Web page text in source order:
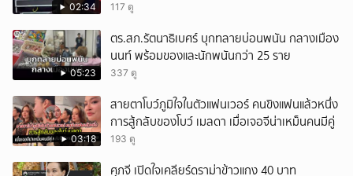
02:34 117 ดู
05:23
ตร.สภ.รัตนาธิเบศร์ บุกทลายบ่อนพนัน กลางเมือง
นนท์ พร้อมของและนักพนันกว่า 25 ราย
337 ดู
03:18
สายตาโบว์ภูมิใจในตัวแฟนเวอร์ คนขิงแฟนแล้วหนึ่ง
การสู้กลับของโบว์ เมลดา เมื่อเจอจีน่าเหม็นคนมีคู่
193 ดู
ศุภจี เปิดใจเคลียร์ดราม่าข้าวแกง 40 บาท